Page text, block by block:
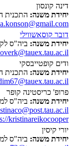
דינה קונסון
יחידת משנה: התכנית
דובר קוסאשווילי
יחידת משנה: ביה"ס
ודים קופטייבסקי
יחידת משנה: התכנית
פרופ' כריסטינה קופר
יחידת משנה: ביה"ס
kristinareikocooper
יורי קיסין
יחידת משנה: ביה"ס